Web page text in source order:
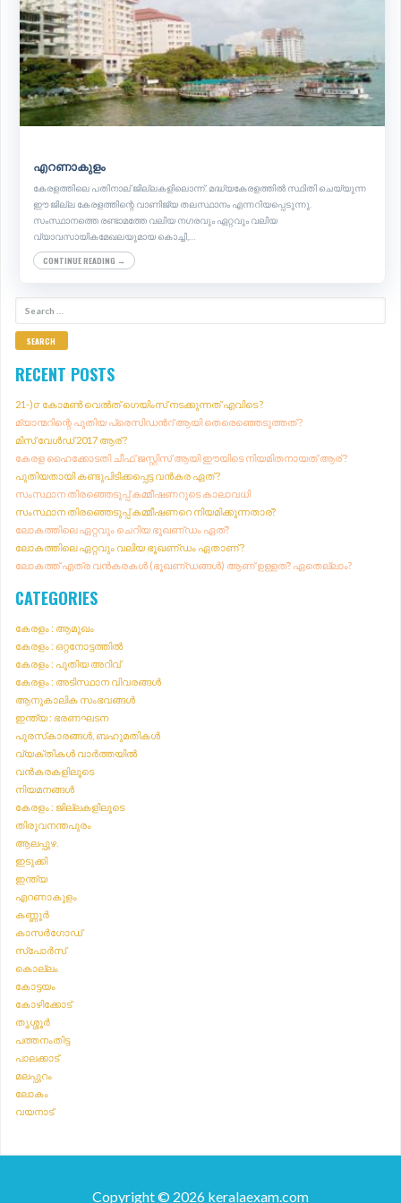
എറണാകുളം
കേരളത്തിലെ പതിനാല്‌ ജില്ലകളിലൊന്ന്. മദ്ധ്യകേരളത്തിൽ സ്ഥിതി ചെയ്യുന്ന
ഈ ജില്ല കേരളത്തിന്റെ വാണിജ്യ തലസ്ഥാനം എന്നറിയപ്പെടുന്നു.
സംസ്ഥാനത്തെ രണ്ടാമത്തേ വലിയ നഗരവും ഏറ്റവും വലിയ
വ്യാവസായികമേഖലയുമായ കൊച്ചി,…
CONTINUE READING →
C
RECENT POSTS
21-)൦ കോമൺ വെൽത് ഗെയിംസ് നടക്കുന്നത് എവിടെ ?
മ്യാന്മറിന്റെ പുതിയ പ്രെസിഡൻറ് ആയി തെരെഞ്ഞെടുത്തത് ?
മിസ് വേൾഡ് 2017 ആര് ?
കേരള ഹൈക്കോടതി ചീഫ് ജസ്റ്റിസ് ആയി ഈയിടെ നിയമിതനായത് ആര് ?
പുതിയതായി കണ്ടുപിടിക്കപ്പെട്ട വൻകര ഏത് ?
സംസ്ഥാന തിരഞ്ഞെടുപ്പ് കമ്മീഷണറുടെ കാലാവധി
സംസ്ഥാന തിരഞ്ഞെടുപ്പ് കമ്മീഷണറെ നിയമിക്കുന്നതാര്?
ലോകത്തിലെ ഏറ്റവും ചെറിയ ഭൂഖണ്‌ഡം ഏത്?
ലോകത്തിലെ ഏറ്റവും വലിയ ഭൂഖണ്‌ഡം ഏതാണ് ?
ലോകത്ത് എത്ര വൻകരകൾ (ഭൂഖണ്‌ഡങ്ങൾ) ആണ് ഉള്ളത്? ഏതെല്ലാം?
CATEGORIES
കേരളം : ആമുഖം
കേരളം : ഒറ്റനോട്ടത്തിൽ
കേരളം : പുതിയ അറിവ്
കേരളം : അടിസ്ഥാന വിവരങ്ങൾ
ആനുകാലിക സംഭവങ്ങൾ
ഇന്ത്യ : ഭരണഘടന
പുരസ്‌കാരങ്ങൾ, ബഹുമതികൾ
വ്യക്തികൾ വാർത്തയിൽ
വൻകരകളിലൂടെ
നിയമനങ്ങൾ
കേരളം : ജില്ലകളിലൂടെ
തിരുവനന്തപുരം
ആലപ്പുഴ.
ഇടുക്കി
ഇന്ത്യ
എറണാകുളം
കണ്ണൂർ
കാസർഗോഡ്
സ്‌പോർസ്
കൊല്ലം
കോട്ടയം
കോഴിക്കോട്
തൃശ്ശൂർ
പത്തനംതിട്ട
പാലക്കാട്
മലപ്പുറം
ലോകം
വയനാട്
Copyright © 2026 keralaexam.com